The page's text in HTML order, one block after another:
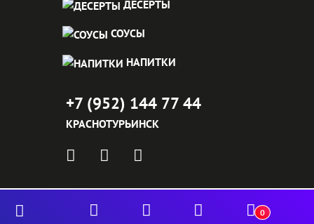
0
ДЕСЕРТЫ
СОУСЫ
НАПИТКИ
+7 (952) 144 77 44
КРАСНОТУРЬИНСК